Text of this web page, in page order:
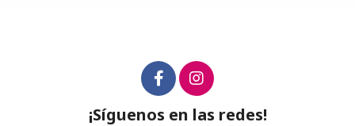
¡Síguenos en las redes!